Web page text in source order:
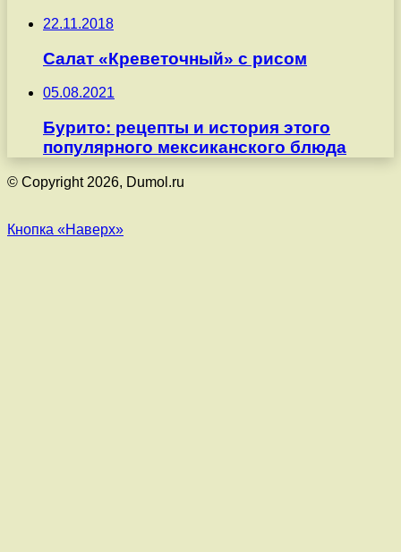
22.11.2018
Салат «Креветочный» с рисом
05.08.2021
Бурито: рецепты и история этого
популярного мексиканского блюда
© Copyright 2026, Dumol.ru
Кнопка «Наверх»